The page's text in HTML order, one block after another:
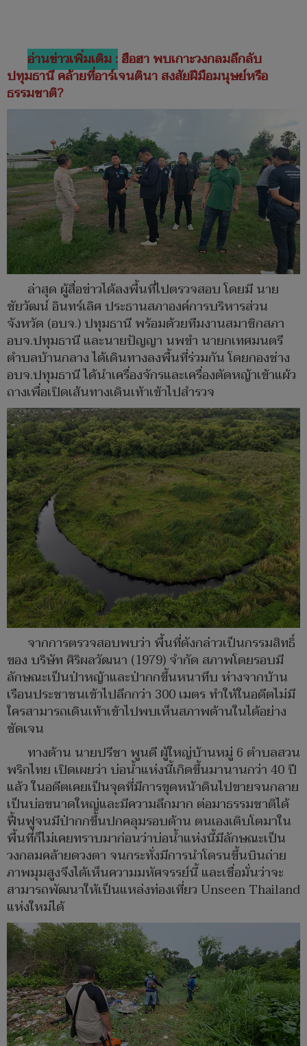
อ่านข่าวเพิ่มเติม :ฮือฮา พบเกาะวงกลมลึกลับ
ปทุมธานี คล้ายที่อาร์เจนตินา สงสัยฝีมือมนุษย์หรือ
ธรรมชาติ?
ล่าสุด ผู้สื่อข่าวได้ลงพื้นที่ไปตรวจสอบ โดยมี นาย
ชัยวัฒน์ อินทร์เลิศ ประธานสภาองค์การบริหารส่วน
จังหวัด (อบจ.) ปทุมธานี พร้อมด้วยทีมงานสมาชิกสภา
อบจ.ปทุมธานี และนายปัญญา นพขำ นายกเทศมนตรี
ตำบลบ้านกลาง ได้เดินทางลงพื้นที่ร่วมกัน โดยกองช่าง
อบจ.ปทุมธานี ได้นำเครื่องจักรและเครื่องตัดหญ้าเข้าแผ้ว
ถางเพื่อเปิดเส้นทางเดินเท้าเข้าไปสำรวจ
จากการตรวจสอบพบว่า พื้นที่ดังกล่าวเป็นกรรมสิทธิ์
ของ บริษัท ศิริผลวัฒนา (1979) จำกัด สภาพโดยรอบมี
ลักษณะเป็นป่าหญ้าและป่ากกขึ้นหนาทึบ ห่างจากบ้าน
เรือนประชาชนเข้าไปลึกกว่า 300 เมตร ทำให้ในอดีตไม่มี
ใครสามารถเดินเท้าเข้าไปพบเห็นสภาพด้านในได้อย่าง
ชัดเจน
ทางด้าน นายปรีชา พูนดี ผู้ใหญ่บ้านหมู่ 6 ตำบลสวน
พริกไทย เปิดเผยว่า บ่อน้ำแห่งนี้เกิดขึ้นมานานกว่า 40 ปี
แล้ว ในอดีตเคยเป็นจุดที่มีการขุดหน้าดินไปขายจนกลาย
เป็นบ่อขนาดใหญ่และมีความลึกมาก ต่อมาธรรมชาติได้
ฟื้นฟูจนมีป่ากกขึ้นปกคลุมรอบด้าน ตนเองเติบโตมาใน
พื้นที่ก็ไม่เคยทราบมาก่อนว่าบ่อน้ำแห่งนี้มีลักษณะเป็น
วงกลมคล้ายดวงตา จนกระทั่งมีการนำโดรนขึ้นบินถ่าย
ภาพมุมสูงจึงได้เห็นความมหัศจรรย์นี้ และเชื่อมั่นว่าจะ
สามารถพัฒนาให้เป็นแหล่งท่องเที่ยว Unseen Thailand
แห่งใหม่ได้